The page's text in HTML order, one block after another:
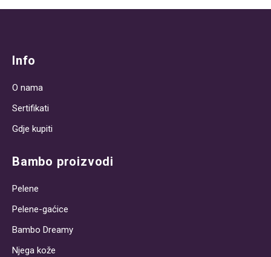
Post
Info
O nama
Sertifikati
Gdje kupiti
Bambo proizvodi
Pelene
Pelene-gaćice
Bambo Dreamy
Njega kože